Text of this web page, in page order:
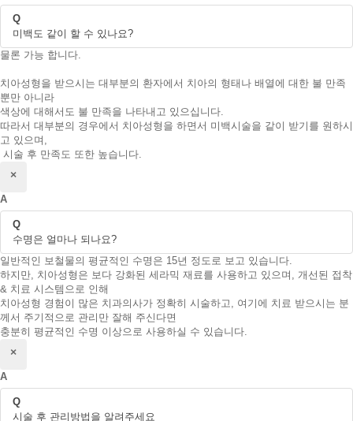
Q
미백도 같이 할 수 있나요?
물론 가능 합니다.
치아성형을 받으시는 대부분의 환자에서 치아의 형태나 배열에 대한 불 만족
뿐만 아니라
색상에 대해서도 불 만족을 나타내고 있으십니다.
따라서 대부분의 경우에서 치아성형을 하면서 미백시술을 같이 받기를 원하시
고 있으며,
시술 후 만족도 또한 높습니다.
×닫기
A
Q
수명은 얼마나 되나요?
일반적인 보철물의 평균적인 수명은 15년 정도로 보고 있습니다.
하지만, 치아성형은 보다 강화된 세라믹 재료를 사용하고 있으며, 개선된 접착
& 치료 시스템으로 인해
치아성형 경험이 많은 치과의사가 정확히 시술하고, 여기에 치료 받으시는 분
께서 주기적으로 관리만 잘해 주신다면
충분히 평균적인 수명 이상으로 사용하실 수 있습니다.
×닫기
A
Q
시술 후 관리방법을 알려주세요